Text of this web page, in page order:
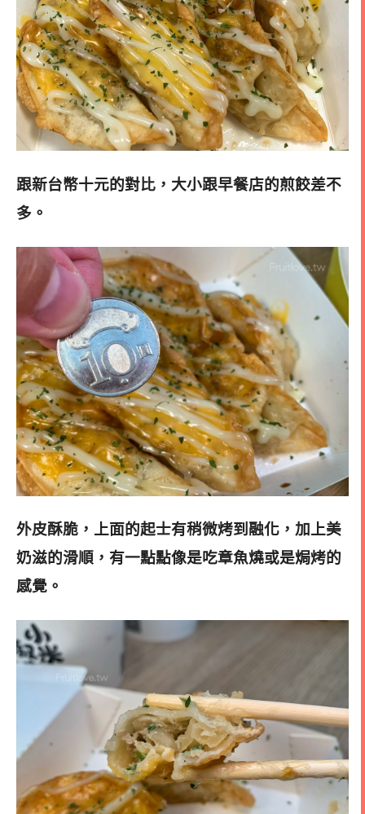
跟新台幣十元的對比，大小跟早餐店的煎餃差不
多。
外皮酥脆，上面的起士有稍微烤到融化，加上美
奶滋的滑順，有一點點像是吃章魚燒或是焗烤的
感覺 。